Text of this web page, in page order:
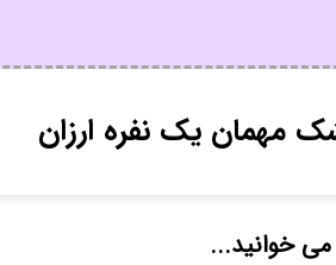
مهمان یک نفره ارزان
می خوانید...